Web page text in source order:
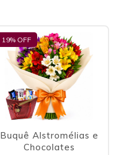
19% OFF
Buquê Alstromélias e
Chocolates